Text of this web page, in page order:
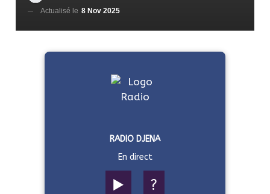
Actualisé le 8 Nov 2025
RADIO DJENA
En direct
▶️ ?